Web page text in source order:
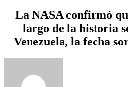
La NASA confirmó
largo de la historia
Venezuela, la fecha